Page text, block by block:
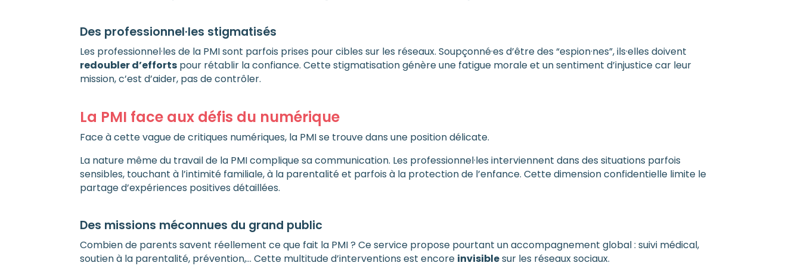
Des professionnel·les stigmatisés
Les professionnel·les de la PMI sont parfois prises pour cibles sur les réseaux. Soupçonné·es d’être des “espion·nes”, ils·elles doivent
redoubler d’efforts pour rétablir la confiance. Cette stigmatisation génère une fatigue morale et un sentiment d’injustice car leur
mission, c’est d’aider, pas de contrôler.
La PMI face aux défis du numérique
Face à cette vague de critiques numériques, la PMI se trouve dans une position délicate.
La nature même du travail de la PMI complique sa communication. Les professionnel·les interviennent dans des situations parfois
sensibles, touchant à l’intimité familiale, à la parentalité et parfois à la protection de l’enfance. Cette dimension confidentielle limite le
partage d’expériences positives détaillées.
Des missions méconnues du grand public
Combien de parents savent réellement ce que fait la PMI ? Ce service propose pourtant un accompagnement global : suivi médical,
soutien à la parentalité, prévention,… Cette multitude d’interventions est encore invisiblesur les réseaux sociaux.